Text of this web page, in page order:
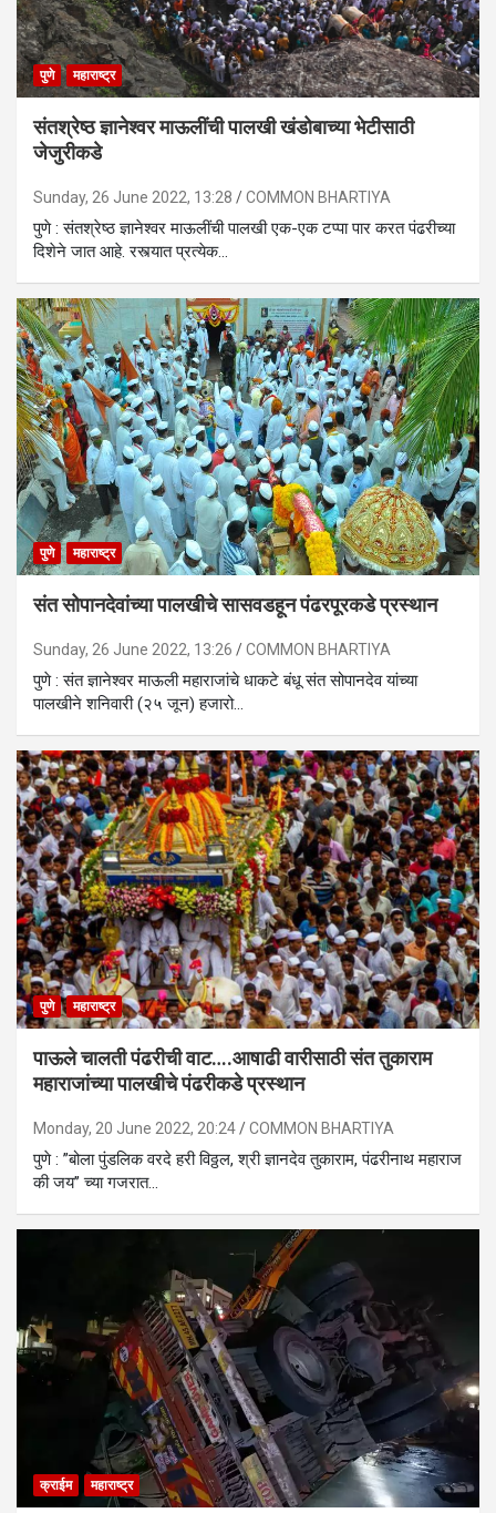
पुणे महाराष्ट्र
संतश्रेष्ठ ज्ञानेश्वर माऊलींची पालखी खंडोबाच्या भेटीसाठी
जेजुरीकडे
Sunday, 26 June 2022, 13:28 COMMON BHARTIYA
पुणे : संतश्रेष्ठ ज्ञानेश्वर माऊलींची पालखी एक-एक टप्पा पार करत पंढरीच्या
दिशेने जात आहे. रस्त्यात प्रत्येक…
पुणे महाराष्ट्र
संत सोपानदेवांच्या पालखीचे सासवडहून पंढरपूरकडे प्रस्थान
Sunday, 26 June 2022, 13:26 COMMON BHARTIYA
पुणे : संत ज्ञानेश्वर माऊली महाराजांचे धाकटे बंधू संत सोपानदेव यांच्या
पालखीने शनिवारी (२५ जून) हजारो…
पुणे महाराष्ट्र
पाऊले चालती पंढरीची वाट….आषाढी वारीसाठी संत तुकाराम
महाराजांच्या पालखीचे पंढरीकडे प्रस्थान
Monday, 20 June 2022, 20:24 COMMON BHARTIYA
पुणे : ”बोला पुंडलिक वरदे हरी विठ्ठल, श्री ज्ञानदेव तुकाराम, पंढरीनाथ महाराज
की जय’’ च्या गजरात…
क्राईम महाराष्ट्र